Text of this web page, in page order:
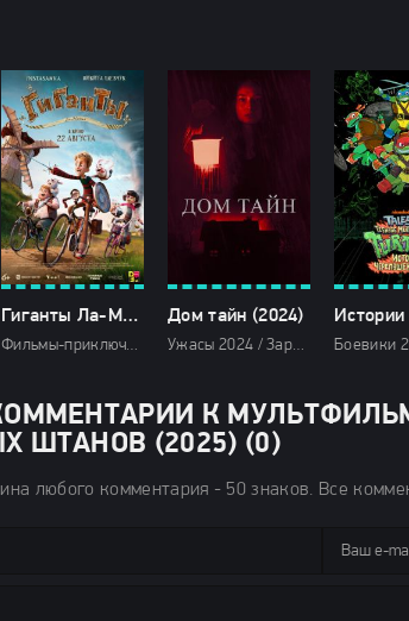
Гиганты Ла-Манша (2024)
Фильмы-приключения 2024 / Зарубежные фильмы 2024 / Мультфильмы 2024 / Новинки кино 2024 / Последние фильмы 2024 / Фильмы лета 2024 / Фильмы 2024 / Смотреть фильмы онлайн
Дом тайн (2024)
Ужасы 2024 / Зарубежные фильмы 2024 / Новинки кино 2024 / Последние фильмы 2024 / Фильмы лета 2024 / Фильмы 2024 / Популярные фильмы / Смотреть фильмы онлайн
К
ШТАНОВ (2025) (0)
любого комментария - 50 знаков. Все